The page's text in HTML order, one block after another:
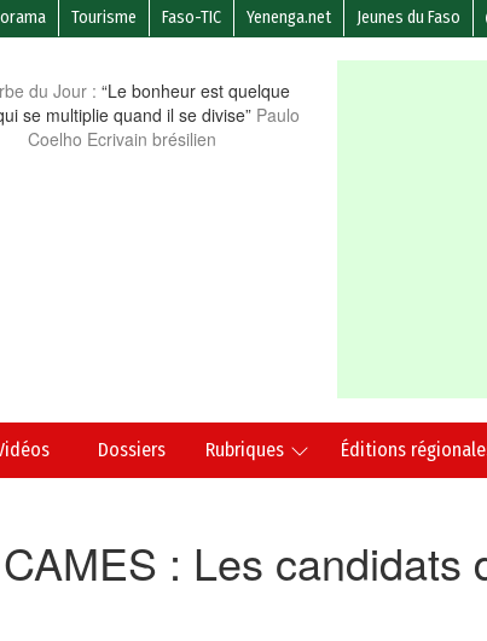
Tourisme Faso-TIC Yenenga.net Jeunes du Faso
du Jour : “Le bonheur est quelque
se multiplie quand il se divise” Paulo
Coelho Ecrivain brésilien
Dossiers Rubriques Éditions
: Les candidats